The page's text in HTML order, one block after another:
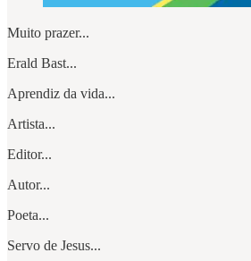
Muito prazer...
Erald Bast...
Aprendiz da vida...
Artista...
Editor...
Autor...
Poeta...
Servo de Jesus...